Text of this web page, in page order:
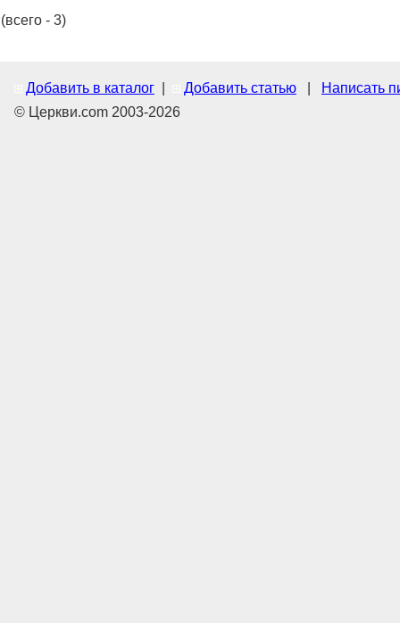
(всего - 3)
Добавить в каталог Добавить статью
Написать
© Церкви.com 2003-2026